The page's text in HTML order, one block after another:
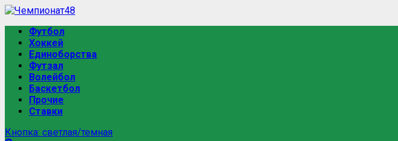
Футбол
Хоккей
Единоборства
Футзал
Волейбол
Баскетбол
Прочие
Ставки
Кнопка: светлая/темная